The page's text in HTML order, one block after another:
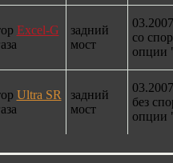
Excel-G
задний
мост
со
опции
Ultra SR
задний
мост
без
опции